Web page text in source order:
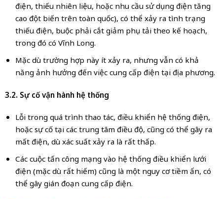
điện, thiếu nhiên liệu, hoặc nhu cầu sử dụng điện tăng
cao đột biến trên toàn quốc), có thể xảy ra tình trạng
thiếu điện, buộc phải cắt giảm phụ tải theo kế hoạch,
trong đó có Vĩnh Long.
Mặc dù trường hợp này ít xảy ra, nhưng vẫn có khả
năng ảnh hưởng đến việc cung cấp điện tại địa phương.
3.2. Sự cố vận hành hệ thống
Lỗi trong quá trình thao tác, điều khiển hệ thống điện,
hoặc sự cố tại các trung tâm điều độ, cũng có thể gây ra
mất điện, dù xác suất xảy ra là rất thấp.
Các cuộc tấn công mạng vào hệ thống điều khiển lưới
điện (mặc dù rất hiếm) cũng là một nguy cơ tiềm ẩn, có
thể gây gián đoạn cung cấp điện.